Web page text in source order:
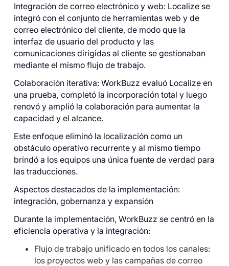
Integración de correo electrónico y web: Localize se
integró con el conjunto de herramientas web y de
correo electrónico del cliente, de modo que la
interfaz de usuario del producto y las
comunicaciones dirigidas al cliente se gestionaban
mediante el mismo flujo de trabajo.
Colaboración iterativa: WorkBuzz evaluó Localize en
una prueba, completó la incorporación total y luego
renovó y amplió la colaboración para aumentar la
capacidad y el alcance.
Este enfoque eliminó la localización como un
obstáculo operativo recurrente y al mismo tiempo
brindó a los equipos una única fuente de verdad para
las traducciones.
Aspectos destacados de la implementación:
integración, gobernanza y expansión
Durante la implementación, WorkBuzz se centró en la
eficiencia operativa y la integración:
Flujo de trabajo unificado en todos los canales:
los proyectos web y las campañas de correo